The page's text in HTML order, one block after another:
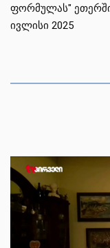
ფორმულას"
ივლისი 2025